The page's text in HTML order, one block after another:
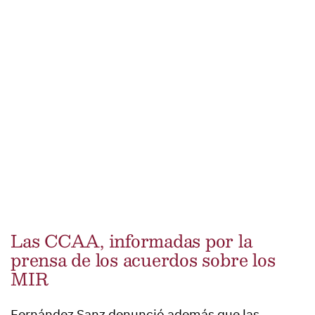
Las CCAA, informadas por la
prensa de los acuerdos sobre los
MIR